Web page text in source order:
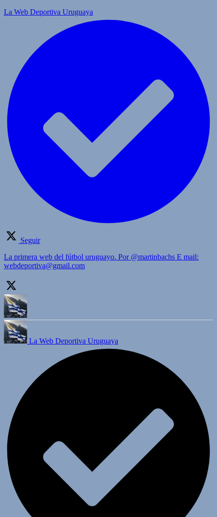
La Web Deportiva Uruguaya
Seguir
La primera web del fútbol uruguayo. Por @martinbachs E mail:
webdeportiva@gmail.com
La Web Deportiva Uruguaya